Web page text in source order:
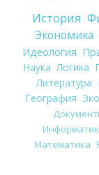
История
Экономика
Идеология
Наука Логика
Литература
География
Математика